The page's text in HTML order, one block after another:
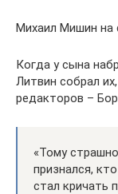
Михаил Мишин на
Когда у сына
Литвин собрал
редакторов –
«Тому
признался,
стал кричать